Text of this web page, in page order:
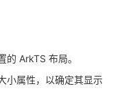
的 ArkTS 布局。
小属性，以确定其显示